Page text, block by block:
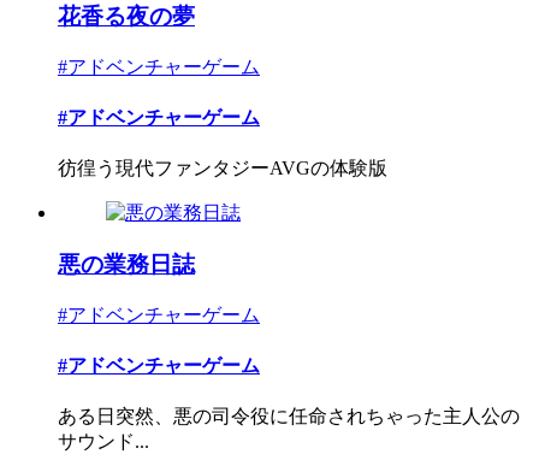
花香る夜の夢
#アドベンチャーゲーム
#アドベンチャーゲーム
彷徨う現代ファンタジーAVGの体験版
悪の業務日誌
#アドベンチャーゲーム
#アドベンチャーゲーム
ある日突然、悪の司令役に任命されちゃった主人公の
サウンド...